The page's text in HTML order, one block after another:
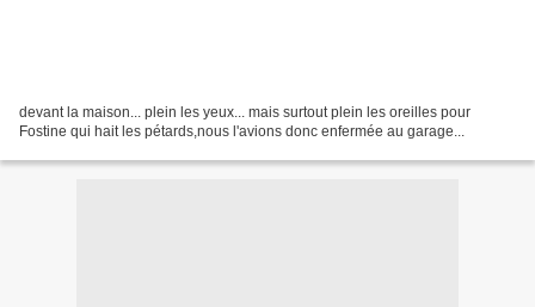
devant la maison... plein les yeux... mais surtout plein les oreilles pour
Fostine qui hait les pétards,nous l'avions donc enfermée au garage...